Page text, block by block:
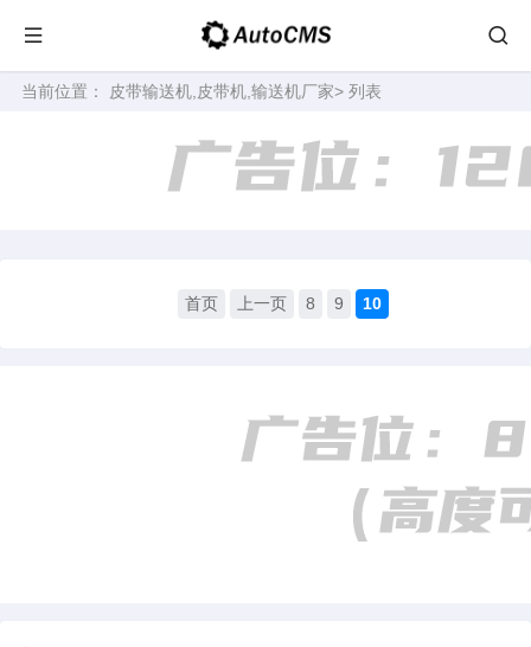
当前位置： 皮带输送机,皮带机,输送机厂家> 列表
首页 上一页 8 9 10